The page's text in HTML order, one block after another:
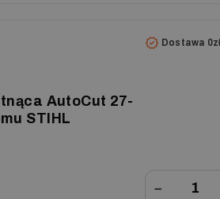
AutoCut 27-
STIHL
Dostawa 0zł
−